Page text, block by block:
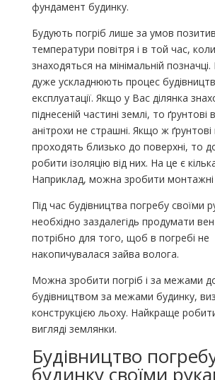
фундамент будинку.
Будують погріб лише за умов
температури повітря і в той час,
знаходяться на мінімальній
дуже ускладнюють процес
експлуатації. Якщо у Вас ділянка
піднесеній частині землі, то
анітрохи не страшні. Якщо ж ґрунтові
проходять близько до поверхні, то
робити ізоляцію від них. На це є
Наприклад, можна зробити
Під час будівництва погребу своїми
необхідно заздалегідь продумати
потрібно для того, щоб в погребі не
накопичувалася зайва волога.
Можна зробити погріб і за межами
будівництвом за межами будинку,
конструкцією льоху. Найкраще
вигляді землянки.
Будівництво
будинку своїми